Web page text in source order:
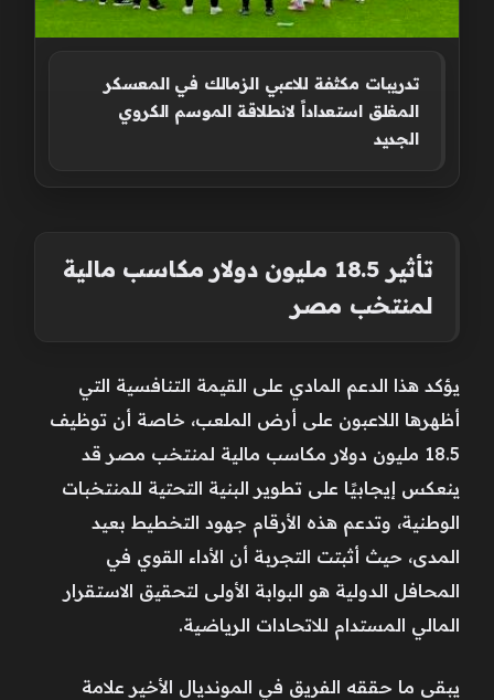
تدريبات مكثفة للاعبي الزمالك في المعسكر
المغلق استعداداً لانطلاقة الموسم الكروي
الجديد
تأثير 18.5 مليون دولار مكاسب مالية
لمنتخب مصر
يؤكد هذا الدعم المادي على القيمة التنافسية التي
أظهرها اللاعبون على أرض الملعب، خاصة أن توظيف
18.5 مليون دولار مكاسب مالية لمنتخب مصر قد
ينعكس إيجابيًا على تطوير البنية التحتية للمنتخبات
الوطنية، وتدعم هذه الأرقام جهود التخطيط بعيد
المدى، حيث أثبتت التجربة أن الأداء القوي في
المحافل الدولية هو البوابة الأولى لتحقيق الاستقرار
المالي المستدام للاتحادات الرياضية.
يبقى ما حققه الفريق في المونديال الأخير علامة